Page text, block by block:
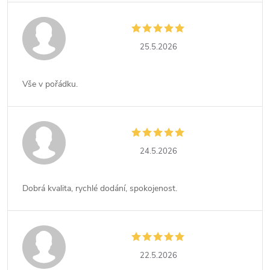
25.5.2026
Vše v pořádku.
24.5.2026
Dobrá kvalita, rychlé dodání, spokojenost.
22.5.2026